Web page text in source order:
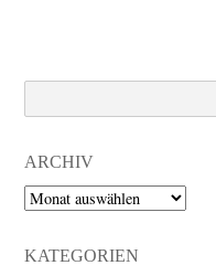
ARCHIV
Archiv
KATEGORIEN